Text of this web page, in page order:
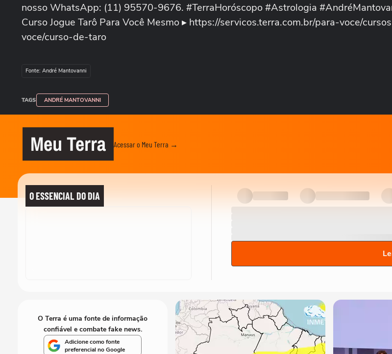
nosso WhatsApp: (11) 95570-9676. #TerraHoróscopo #Astrologia
Curso Jogue Tarô Para Você Mesmo ▸ https://servicos.terra.com.br/para-voce/
voce/curso-de-taro
Fonte: André Mantovanni
TAGS ANDRÉ MANTOVANNI
Meu Terra Acessar o Meu Terra →
O ESSENCIAL DO DIA
O Terra é uma fonte de informação
confiável e combate fake news.
Adicione como fonte
preferencial no Google